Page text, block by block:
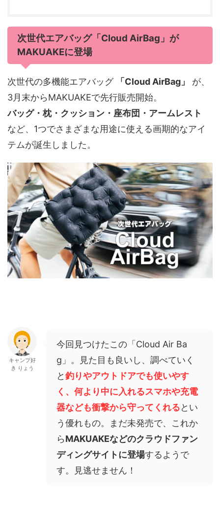
次世代エアバッグ「Cloud AirBag」が
MAKUAKEに登場
次世代の多機能エアバッグ 「Cloud AirBag」
が、
3月末からMAKUAKEで先行販売開始。
バッグ・枕・クッション・座布団・アームレスト
など、1つでさまざまな用途に使える画期的なアイ
テムが誕生しました。
キャンプ好
き りょう
今回見つけたこの「Cloud Air Ba
g」。見た目も良いし、調べていく
と釣りやアウトドアでも使いやす
く、何より中に入れるスマホや充電
器なども衝撃から守ってくれるとい
う優れもの。まだ未発売で、これか
らMAKUAKEなどのクラウドファン
ディングサイトに登場するようで
す。見逃せません！